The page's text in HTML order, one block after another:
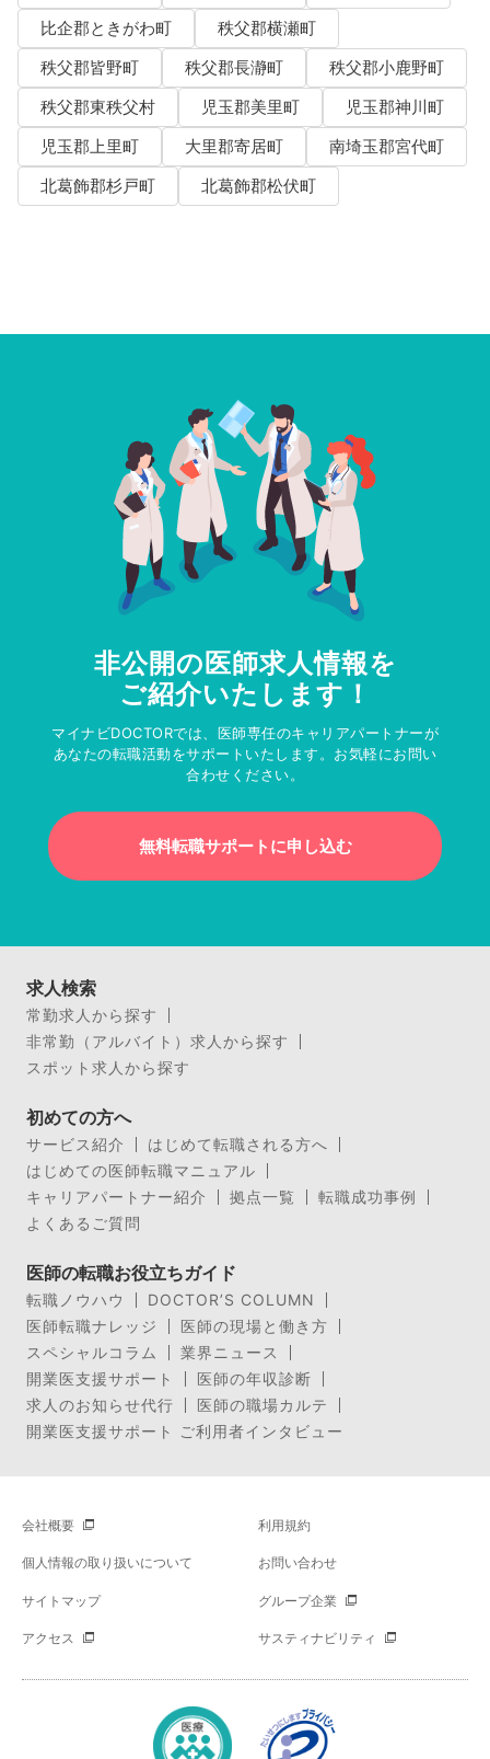
比企郡ときがわ町
秩父郡横瀬町
秩父郡皆野町
秩父郡長瀞町
秩父郡小鹿野町
秩父郡東秩父村
児玉郡美里町
児玉郡神川町
児玉郡上里町
大里郡寄居町
南埼玉郡宮代町
北葛飾郡杉戸町
北葛飾郡松伏町
非公開の医師求人情報を
ご紹介いたします！
マイナビDOCTORでは、医師専任のキャリアパートナーが
あなたの転職活動をサポートいたします。お気軽にお問い
合わせください。
無料転職サポートに申し込む
求人検索
常勤求人から探す
非常勤（アルバイト）求人から探す
スポット求人から探す
初めての方へ
サービス紹介
はじめて転職される方へ
はじめての医師転職マニュアル
キャリアパートナー紹介
拠点一覧
転職成功事例
よくあるご質問
医師の転職お役立ちガイド
転職ノウハウ
DOCTOR’S COLUMN
医師転職ナレッジ
医師の現場と働き方
スペシャルコラム
業界ニュース
開業医支援サポート
医師の年収診断
求人のお知らせ代行
医師の職場カルテ
開業医支援サポート ご利用者インタビュー
会社概要 利用規約
個人情報の取り扱いについて お問い合わせ
サイトマップ グループ企業
アクセス サスティナビリティ